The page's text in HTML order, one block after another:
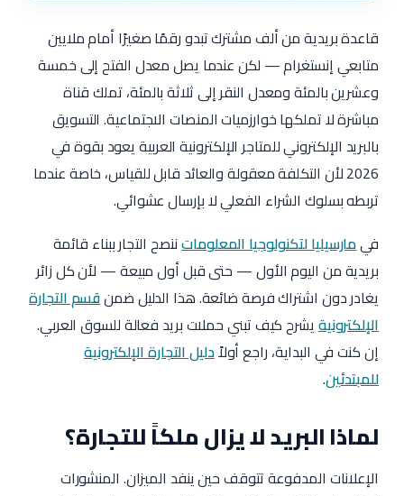
قاعدة بريدية من ألف مشترك تبدو رقمًا صغيرًا أمام ملايين
متابعي إنستغرام — لكن عندما يصل معدل الفتح إلى خمسة
وعشرين بالمئة ومعدل النقر إلى ثلاثة بالمئة، تملك قناة
مباشرة لا تملكها خوارزميات المنصات الاجتماعية. التسويق
بالبريد الإلكتروني للمتاجر الإلكترونية العربية يعود بقوة في
2026 لأن التكلفة معقولة والعائد قابل للقياس، خاصة عندما
تربطه بسلوك الشراء الفعلي لا بإرسال عشوائي.
فيمارسيليا لتكنولوجيا المعلوماتننصح التجار ببناء قائمة
بريدية من اليوم الأول — حتى قبل أول مبيعة — لأن كل زائر
يغادر دون اشتراك فرصة ضائعة. هذا الدليل ضمنقسم التجارة
الإلكترونيةيشرح كيف تبني حملات بريد فعالة للسوق العربي.
إن كنت في البداية، راجع أولاًدليل التجارة الإلكترونية
للمبتدئين.
لماذا البريد لا يزال ملكاً للتجارة؟
الإعلانات المدفوعة تتوقف حين ينفد الميزان. المنشورات